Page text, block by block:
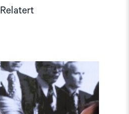
Relatert
Read
article
"Møt
Helsingforskomiteen
på
Arendalsuka